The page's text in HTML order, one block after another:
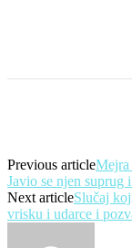
Previous articleMejra
Javio se njen suprug
Next articleSlučaj
vrisku i udarce i